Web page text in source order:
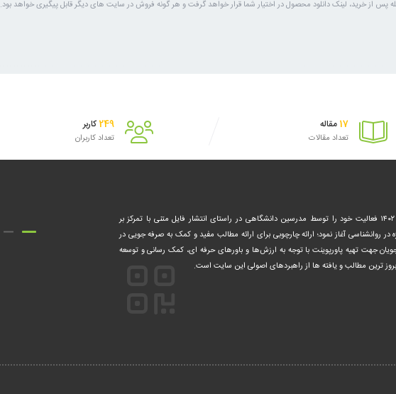
از خرید، لینک دانلود محصول در اختیار شما قرار خواهد گرفت و هر گونه فروش در سایت های دیگر قابل پیگیری خواهد بود.
17 مقاله
تعداد مقالات
249 کاربر
تعداد کاربران
سایت پوینت نما از سال ۱۴۰۲ فعالیت خود را توسط مدرسین دانشگاهی در راستای انتشار فایل متنی با تمرکز بر
در روانشناسی آغاز نمود؛ ارائه چارچوبی برای ارائه مطالب مفید و کمک‌ به صرفه جویی در
جهت تهیه پاورپوینت با توجه به ارزش‌ها و باورهای حرفه ای، کمک‌ رسانی و توسعه
ترین مطالب و یافته ها از راهبردهای اصولی این سایت است.